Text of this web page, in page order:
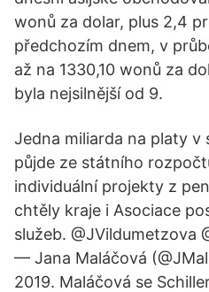
wonů za dolar, plus 2,4
předchozím dnem, v
až na 1330,10 wonů za
byla nejsilnější od 9.
Jedna miliarda na platy v
půjde ze státního
individuální projekty z
chtěly kraje i Asociace
služeb. @JVildumetzova
— Jana Maláčová
2019. Maláčová se